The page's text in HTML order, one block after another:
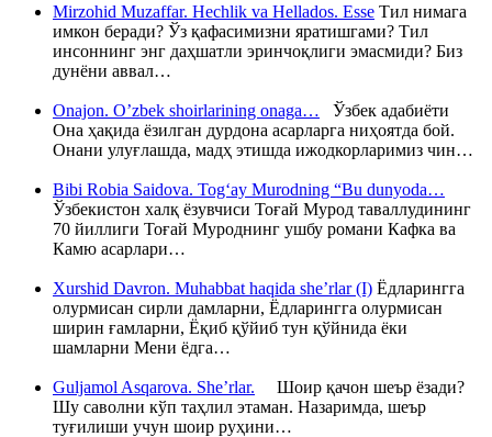
Mirzohid Muzaffar. Hechlik va Hellados. Esse Тил нимага
имкон беради? Ўз қафасимизни яратишгами? Тил
инсоннинг энг даҳшатли эринчоқлиги эмасмиди? Биз
дунёни аввал…
Onajon. O’zbek shoirlarining onaga… Ўзбек адабиёти
Она ҳақида ёзилган дурдона асарларга ниҳоятда бой.
Онани улуғлашда, мадҳ этишда ижодкорларимиз чин…
Bibi Robia Saidova. Tog‘ay Murodning “Bu dunyoda…
Ўзбекистон халқ ёзувчиси Тоғай Мурод таваллудининг
70 йиллиги Тоғай Муроднинг ушбу романи Кафка ва
Камю асарлари…
Xurshid Davron. Muhabbat haqida she’rlar (I) Ёдларингга
олурмисан сирли дамларни, Ёдларингга олурмисан
ширин ғамларни, Ёқиб қўйиб тун қўйнида ёки
шамларни Мени ёдга…
Guljamol Asqarova. She’rlar. Шоир қачон шеър ёзади?
Шу саволни кўп таҳлил этаман. Назаримда, шеър
туғилиши учун шоир руҳини…